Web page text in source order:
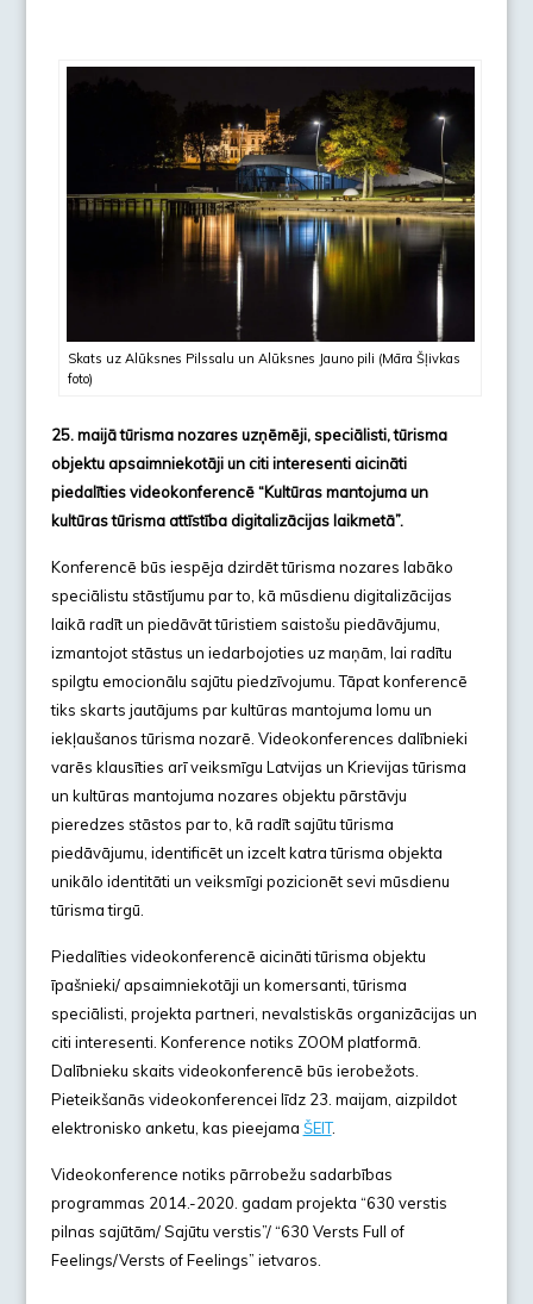
Skats uz Alūksnes Pilssalu un Alūksnes Jauno pili (Māra Šļivkas
foto)
25. maijā tūrisma nozares uzņēmēji, speciālisti, tūrisma
objektu apsaimniekotāji un citi interesenti aicināti
piedalīties videokonferencē “Kultūras mantojuma un
kultūras tūrisma attīstība digitalizācijas laikmetā”.
Konferencē būs iespēja dzirdēt tūrisma nozares labāko
speciālistu stāstījumu par to, kā mūsdienu digitalizācijas
laikā radīt un piedāvāt tūristiem saistošu piedāvājumu,
izmantojot stāstus un iedarbojoties uz maņām, lai radītu
spilgtu emocionālu sajūtu piedzīvojumu. Tāpat konferencē
tiks skarts jautājums par kultūras mantojuma lomu un
iekļaušanos tūrisma nozarē. Videokonferences dalībnieki
varēs klausīties arī veiksmīgu Latvijas un Krievijas tūrisma
un kultūras mantojuma nozares objektu pārstāvju
pieredzes stāstos par to, kā radīt sajūtu tūrisma
piedāvājumu, identificēt un izcelt katra tūrisma objekta
unikālo identitāti un veiksmīgi pozicionēt sevi mūsdienu
tūrisma tirgū.
Piedalīties videokonferencē aicināti tūrisma objektu
īpašnieki/ apsaimniekotāji un komersanti, tūrisma
speciālisti, projekta partneri, nevalstiskās organizācijas un
citi interesenti. Konference notiks ZOOM platformā.
Dalībnieku skaits videokonferencē būs ierobežots.
Pieteikšanās videokonferencei līdz 23. maijam, aizpildot
elektronisko anketu, kas pieejama ŠEIT.
Videokonference notiks pārrobežu sadarbības
programmas 2014.-2020. gadam projekta “630 verstis
pilnas sajūtām/ Sajūtu verstis”/ “630 Versts Full of
Feelings/Versts of Feelings” ietvaros.